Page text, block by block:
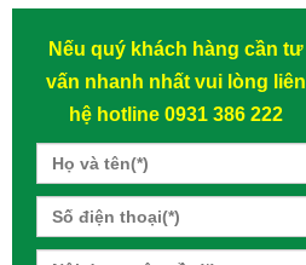
Nếu quý khách hàng cần tư
vấn nhanh nhất vui lòng liên
hệ hotline 0931 386 222